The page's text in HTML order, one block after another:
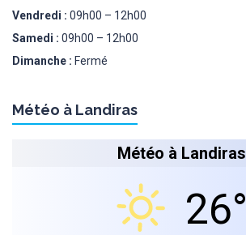
Vendredi : 09h00 – 12h00
Samedi : 09h00 – 12h00
Dimanche : Fermé
Météo à Landiras
Météo à Landiras
26°